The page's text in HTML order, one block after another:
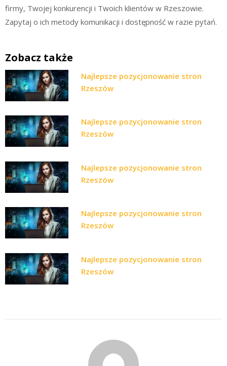
firmy, Twojej konkurencji i Twoich klientów w Rzeszowie.
Zapytaj o ich metody komunikacji i dostępność w razie pytań.
Zobacz także
Najlepsze pozycjonowanie stron
Rzeszów
Najlepsze pozycjonowanie stron
Rzeszów
Najlepsze pozycjonowanie stron
Rzeszów
Najlepsze pozycjonowanie stron
Rzeszów
Najlepsze pozycjonowanie stron
Rzeszów